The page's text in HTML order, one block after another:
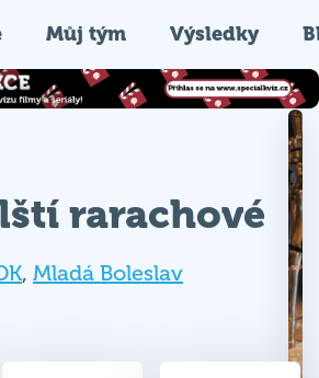
Můj tým Výsledky
rarachové
, Mladá Boleslav